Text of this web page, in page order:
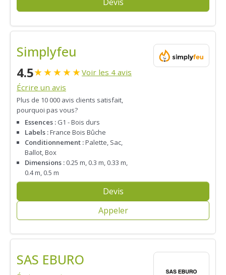
Devis
Simplyfeu
4.5★★★★★Voir les 4 avis
Écrire un avis
Plus de 10 000 avis clients satisfait,
pourquoi pas vous?
Essences : G1 - Bois durs
Labels :France Bois Bûche
Conditionnement :Palette, Sac,
Ballot, Box
Dimensions : 0.25 m, 0.3 m, 0.33 m,
0.4 m, 0.5 m
Devis
Appeler
SAS EBURO